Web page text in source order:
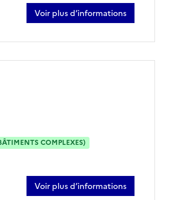
Voir plus d’informations
sur laurent even
COMPLEXES)
Voir plus d’informations
sur david martinec